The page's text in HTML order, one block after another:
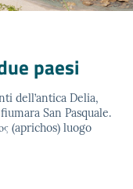
paesi
dell’antica Delia,
San Pasquale.
(aprichos) luogo